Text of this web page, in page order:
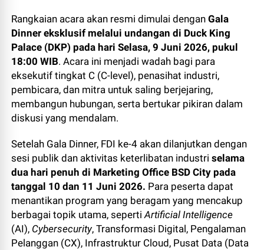
Rangkaian acara akan resmi dimulai denganGala
Dinner eksklusif melalui undangan di Duck King
Palace (DKP) pada hari Selasa, 9 Juni 2026, pukul
18:00 WIB. Acara ini menjadi wadah bagi para
eksekutif tingkat C (C-level), penasihat industri,
pembicara, dan mitra untuk saling berjejaring,
membangun hubungan, serta bertukar pikiran dalam
diskusi yang mendalam.
Setelah Gala Dinner, FDI ke-4 akan dilanjutkan dengan
sesi publik dan aktivitas keterlibatan industriselama
dua hari penuh di Marketing Office BSD City pada
tanggal 10 dan 11 Juni 2026. Para peserta dapat
menantikan program yang beragam yang mencakup
berbagai topik utama, sepertiArtificial Intelligence
(AI), Cybersecurity, Transformasi Digital, Pengalaman
Pelanggan (CX), Infrastruktur Cloud, Pusat Data (Data